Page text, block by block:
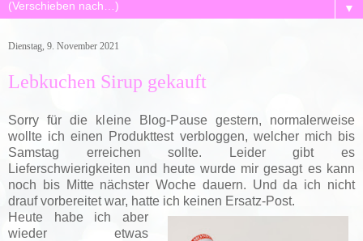
▼
Dienstag, 9. November 2021
Lebkuchen Sirup gekauft
Sorry für die kleine Blog-Pause gestern, normalerweise
wollte ich einen Produkttest verbloggen, welcher mich bis
Samstag erreichen sollte. Leider gibt es
Lieferschwierigkeiten und heute wurde mir gesagt es kann
noch bis Mitte nächster Woche dauern. Und da ich nicht
drauf vorbereitet war, hatte ich keinen Ersatz-Post.
Heute habe ich aber
wieder etwas